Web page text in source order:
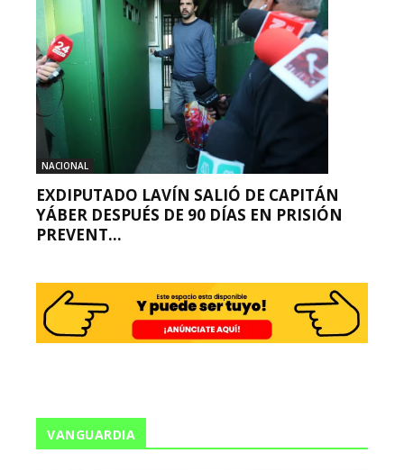
NACIONAL
EXDIPUTADO LAVÍN SALIÓ DE CAPITÁN
YÁBER DESPUÉS DE 90 DÍAS EN PRISIÓN
PREVENT...
VANGUARDIA